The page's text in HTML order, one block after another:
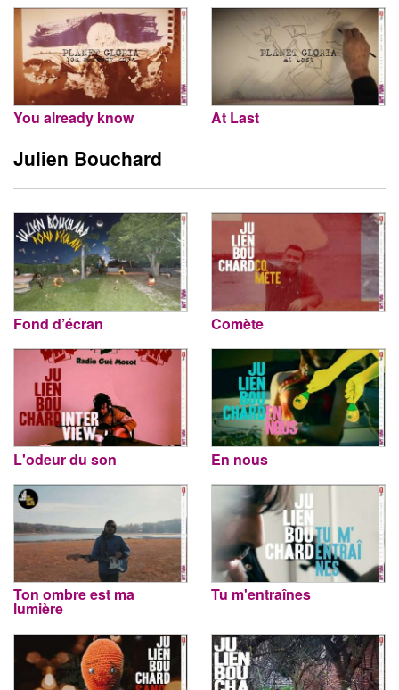
You already know At Last
Julien Bouchard
Fond d’écran Comète
L'odeur du son En nous
Ton ombre est ma
lumière
Tu m'entraînes